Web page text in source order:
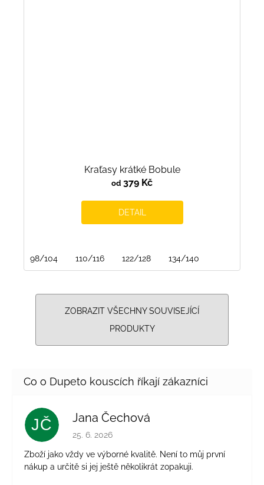
Kraťasy krátké Bobule
od 379 Kč
DETAIL
98/104 110/116 122/128 134/140
ZOBRAZIT VŠECHNY SOUVISEJÍCÍ
PRODUKTY
JČ Jana Čechová
Hodnocení obchodu je 5 z 5 hvězdiček.
25. 6. 2026
Zboží jako vždy ve výborné kvalitě. Není to můj první
nákup a určitě si jej ještě několikrát zopakuji.